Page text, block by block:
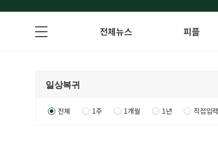
전체뉴스 피플
전체 1주 1개월 1년 직접입력